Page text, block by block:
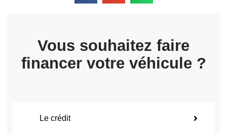
Vous souhaitez faire
financer votre véhicule ?
Le crédit